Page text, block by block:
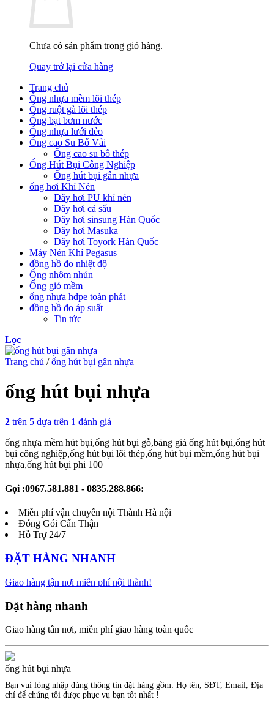
Chưa có sản phẩm trong giỏ hàng.
Quay trở lại cửa hàng
Trang chủ
Ống nhựa mềm lõi thép
Ống ruột gà lõi thép
Ống bạt bơm nước
Ống nhựa lưới dẻo
Ống cao Su Bố Vải
Ống cao su bố thép
Ống Hút Bụi Công Nghiệp
Ống hút bụi gân nhựa
ống hơi Khí Nén
Dây hơi PU khí nén
Dây hơi cá sấu
Dây hơi sinsung Hàn Quốc
Dây hơi Masuka
Dây hơi Toyork Hàn Quốc
Máy Nén Khí Pegasus
đồng hồ đo nhiệt độ
Ống nhôm nhún
Ống gió mềm
ống nhựa hdpe toàn phát
đồng hồ đo áp suất
Tin tức
Lọc
Trang chủ / ống hút bụi gân nhựa
ống hút bụi nhựa
2 trên 5 dựa trên 1 đánh giá
ống nhựa mềm hút bụi,ống hút bụi gỗ,bảng giá ống hút bụi,ống hút
bụi công nghiệp,ống hút bụi lõi thép,ống hút bụi mềm,ống hút bụi
nhựa,ống hút bụi phi 100
Gọi :0967.581.881 - 0835.288.866:
Miễn phí vận chuyển nội Thành Hà nội
Đóng Gói Cẩn Thận
Hỗ Trợ 24/7
ĐẶT HÀNG NHANH
Giao hàng tận nơi miễn phí nội thành!
Đặt hàng nhanh
Giao hàng tân nơi, miễn phí giao hàng toàn quốc
ống hút bụi nhựa
Bạn vui lòng nhập đúng thông tin đặt hàng gồm: Họ tên, SĐT, Email, Địa
chỉ để chúng tôi được phục vụ bạn tốt nhất !